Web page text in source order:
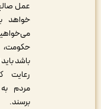
عمل صالح برای او
خواهد بود. اگر
می‌خواهیم
حکومت، اسلامی
باشد باید انصاف را
رعایت کنیم تا
مردم به آرامش